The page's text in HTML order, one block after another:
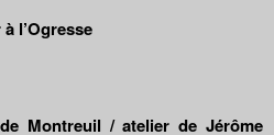
l’Ogresse
Montreuil / atelier de Jérôme